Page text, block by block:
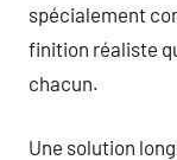
spécialement
finition réaliste
chacun.
Une solution